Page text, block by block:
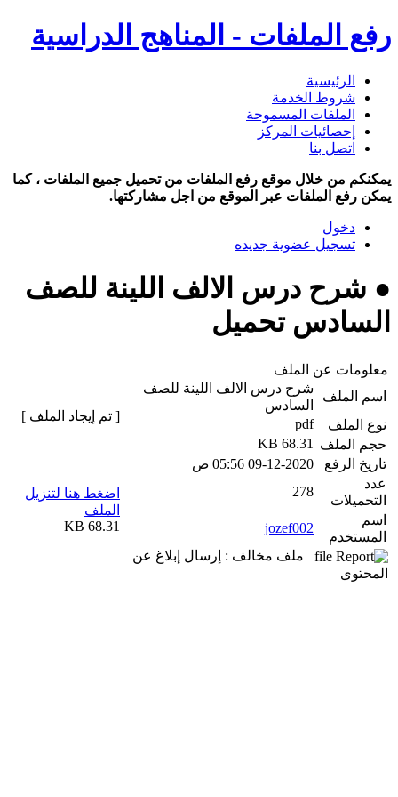
رفع الملفات - المناهج الدراسية
الرئيسية
شروط الخدمة
الملفات المسموحة
إحصائيات المركز
اتصل بنا
يمكنكم من خلال موقع رفع الملفات من تحميل جميع الملفات ، كما
يمكن رفع الملفات عبر الموقع من اجل مشاركتها.
دخول
تسجيل عضوية جديده
● شرح درس الالف اللينة للصف
السادس تحميل
معلومات عن الملف
اسم الملف
شرح درس الالف اللينة للصف
السادس
نوع الملف
pdf
حجم الملف
68.31 KB
تاريخ الرفع
09-12-2020 05:56 ص
عدد
التحميلات
278
اسم
المستخدم
jozef002
ملف مخالف : إرسال إبلاغ عن
المحتوى
[ تم إيجاد الملف ]
اضغط هنا لتنزيل
الملف
68.31 KB